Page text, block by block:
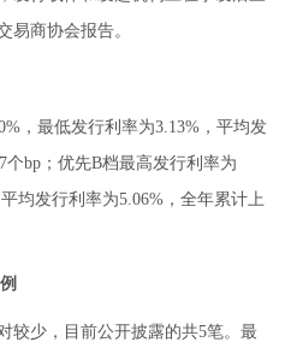
易商协会报告。
，最低发行利率为3.13%，平均发
bp；优先B档最高发行利率为
均发行利率为5.06%，全年累计上
较少，目前公开披露的共5笔。最